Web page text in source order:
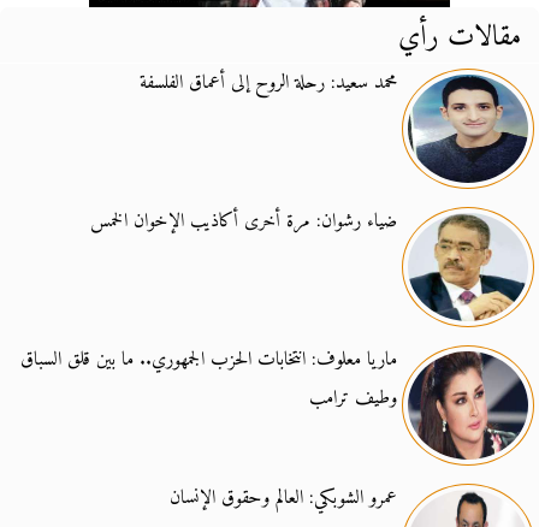
مقالات رأي
محمد سعيد: رحلة الروح إلى أعماق الفلسفة
ضياء رشوان: مرة أخرى أكاذيب الإخوان الخمس
ماريا معلوف: انتخابات الحزب الجمهوري.. ما بين قلق السباق
وطيف ترامب
عمرو الشوبكي: العالم وحقوق الإنسان